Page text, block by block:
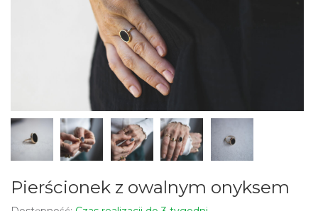
Pierścionek z owalnym onyksem